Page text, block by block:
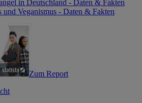
in Deutschland - Daten & Fakten
und Veganismus - Daten & Fakten
Zum Report